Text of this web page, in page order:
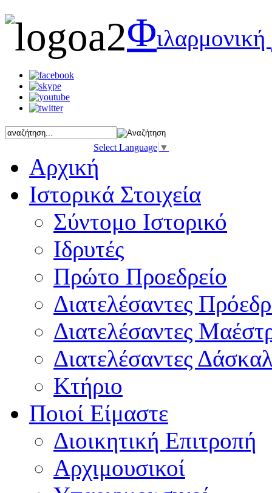
Φιλαρμονική
Select Language ▼
Αρχική
Ιστορικά Στοιχεία
Σύντομο Ιστορικό
Ιδρυτές
Πρώτο Προεδρείο
Διατελέσαντες
Διατελέσαντες
Διατελέσαντες
Κτήριο
Ποιοί Είμαστε
Διοικητική Επιτροπή
Aρχιμουσικοί